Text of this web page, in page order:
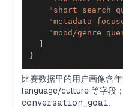
"short search
"metadata-
"mood/genre
]
}
比赛数据里的用户画像含
language/culture 等字段
conversation_goal